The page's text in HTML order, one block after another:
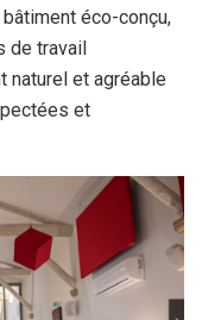
éco-conçu,
de travail
naturel et agréable
et